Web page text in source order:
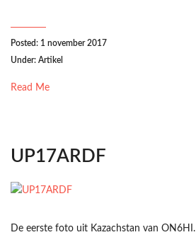
Posted: 1 november 2017
Under: Artikel
Read Me
UP17ARDF
De eerste foto uit Kazachstan van ON6HI.